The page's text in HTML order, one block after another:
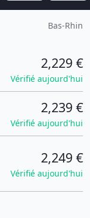
Bas-Rhin
2,229 €
Vérifié aujourd'hui
2,239 €
Vérifié aujourd'hui
2,249 €
Vérifié aujourd'hui